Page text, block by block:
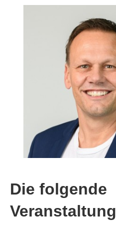
Die folgende
Veranstaltung